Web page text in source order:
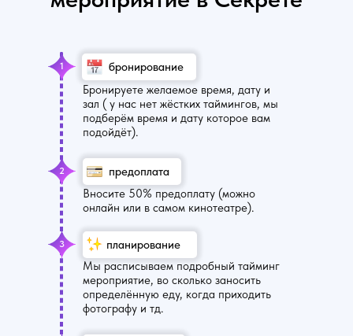
бронирование
Бронируете желаемое время, дату и
зал ( у нас нет жёстких таймингов, мы
подберём время и дату которое вам
подойдёт).
предоплата
Вносите 50% предоплату (можно
онлайн или в самом кинотеатре).
планирование
Мы расписываем подробный тайминг
мероприятие, во сколько заносить
определённую еду, когда приходить
фотографу и тд.
1
2
3